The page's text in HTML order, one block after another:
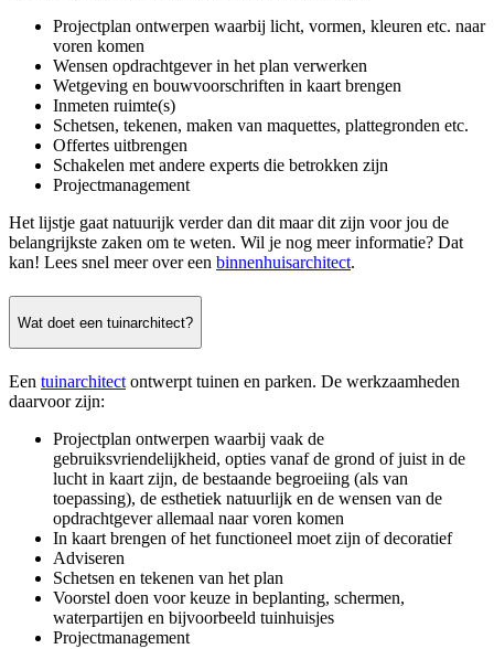
Projectplan ontwerpen waarbij licht, vormen, kleuren etc. naar
voren komen
Wensen opdrachtgever in het plan verwerken
Wetgeving en bouwvoorschriften in kaart brengen
Inmeten ruimte(s)
Schetsen, tekenen, maken van maquettes, plattegronden etc.
Offertes uitbrengen
Schakelen met andere experts die betrokken zijn
Projectmanagement
Het lijstje gaat natuurijk verder dan dit maar dit zijn voor jou de
belangrijkste zaken om te weten. Wil je nog meer informatie? Dat
kan! Lees snel meer over een binnenhuisarchitect.
Wat doet een tuinarchitect?
Een tuinarchitect ontwerpt tuinen en parken. De werkzaamheden
daarvoor zijn:
Projectplan ontwerpen waarbij vaak de
gebruiksvriendelijkheid, opties vanaf de grond of juist in de
lucht in kaart zijn, de bestaande begroeiing (als van
toepassing), de esthetiek natuurlijk en de wensen van de
opdrachtgever allemaal naar voren komen
In kaart brengen of het functioneel moet zijn of decoratief
Adviseren
Schetsen en tekenen van het plan
Voorstel doen voor keuze in beplanting, schermen,
waterpartijen en bijvoorbeeld tuinhuisjes
Projectmanagement